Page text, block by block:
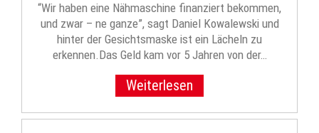
“Wir haben eine Nähmaschine finanziert bekommen,
und zwar – ne ganze”, sagt Daniel Kowalewski und
hinter der Gesichtsmaske ist ein Lächeln zu
erkennen.Das Geld kam vor 5 Jahren von der…
Weiterlesen